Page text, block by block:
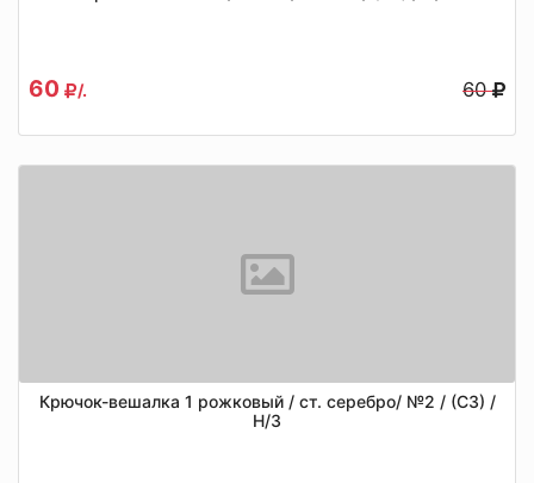
60 /. 60
Крючок-вешалка 1 рожковый / ст. серебро/ №2 / (СЗ) /
Н/З